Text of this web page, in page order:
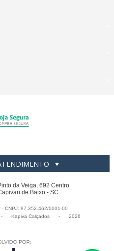
da Veiga, 692 Centro
de Baixo - SC
CNPJ: 97.352.462/0001-00
Kapiva Calçados - 2026